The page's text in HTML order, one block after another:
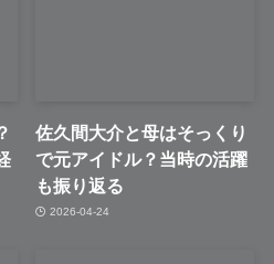
佐久間大介と母はそっくり
で元アイドル？当時の活躍
も振り返る
2026-04-24